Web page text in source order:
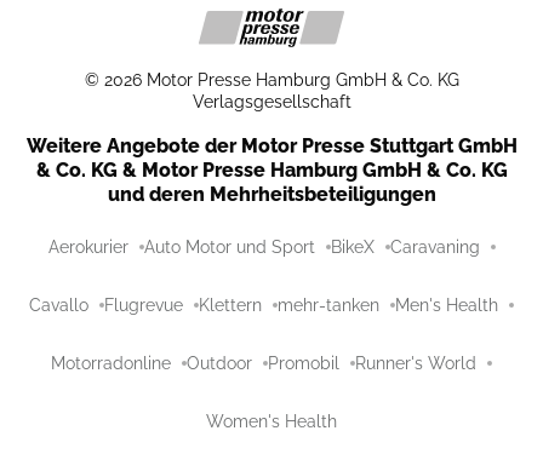
© 2026 Motor Presse Hamburg GmbH & Co. KG
Verlagsgesellschaft
Weitere Angebote der Motor Presse Stuttgart GmbH
& Co. KG & Motor Presse Hamburg GmbH & Co. KG
und deren Mehrheitsbeteiligungen
Aerokurier Auto Motor und Sport BikeX Caravaning
Cavallo Flugrevue Klettern mehr-tanken Men's Health
Motorradonline Outdoor Promobil Runner's World
Women's Health